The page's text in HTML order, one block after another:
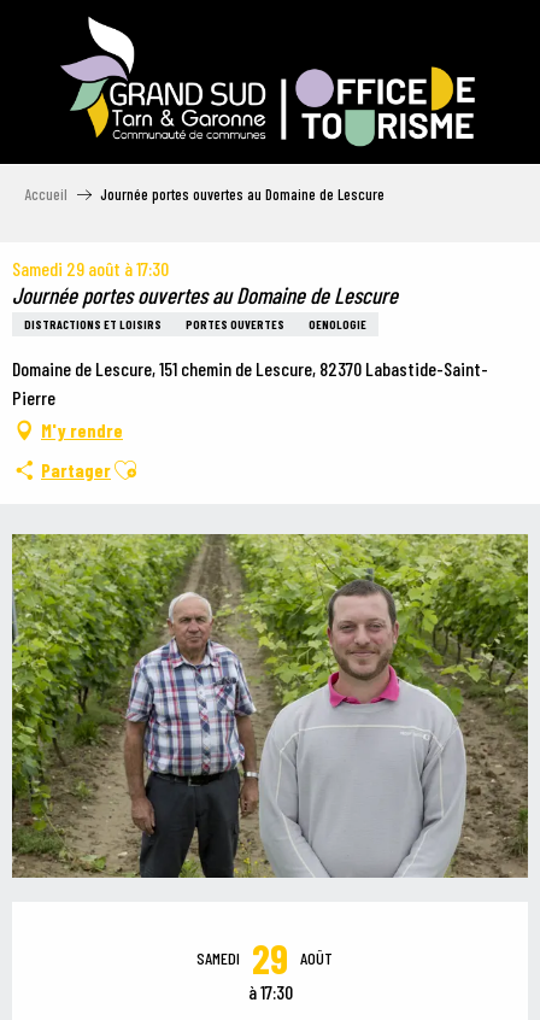
Accueil Journée portes ouvertes au Domaine de Lescure
Samedi 29 août à 17:30
Journée portes ouvertes au Domaine de Lescure
DISTRACTIONS ET LOISIRS PORTES OUVERTES OENOLOGIE
Domaine de Lescure, 151 chemin de Lescure, 82370 Labastide-Saint-
Pierre
M'y rendre
PartagerAjouter aux favoris
SAMEDI 29 AOÛT
à 17:30